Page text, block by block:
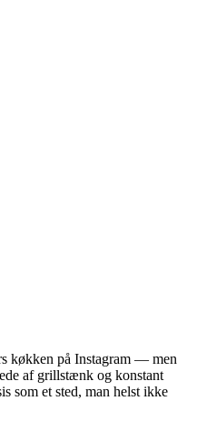
køkken på Instagram — men
af grillstænk og konstant
som et sted, man helst ikke